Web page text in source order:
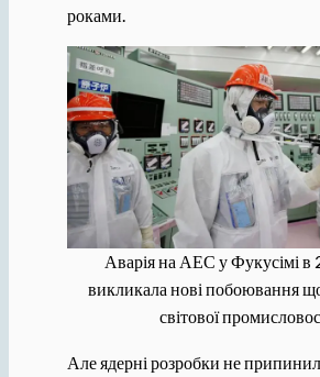
роками.
Аварія на АЕС у Фукусімі в
викликала нові побоювання
світової
Але ядерні розробки не